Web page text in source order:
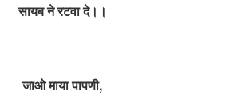
सायब ने रटवा दे।।
जाओ माया पापणी,